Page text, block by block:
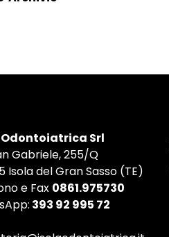
Srl
Gabriele, 255/Q
Isola del Gran Sasso (TE)
e Fax 0861.975730
393 92 995 72